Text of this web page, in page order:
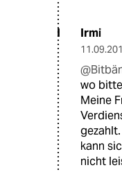
I Irmi
wo
Meine
kann
nicht